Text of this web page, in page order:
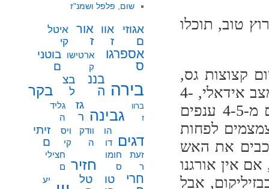
טוב, תוכלו
קלות 2-3 שיני שום קצוצות גס,
מוסיפים להן קופסא של עגבניות מרוסקות (או, במצב אידאלי, 4-
5 עגבניות טריות חתוכות גס), מלח, פלפל, ועלים מ-4-5 ענפים
לפחות
את האש
אין אורגנו
אבל
שום, פלפל ושמנ"ז
אגוזי
ם
אוו
ז
אור
ז
איטל
קי
אספרגו
ס
ארטישו
ק
בוטני
ם
בירה
בננ
ה
בצ
ל
בקר
ברוו
ז
גבינה
גז
ר
גליד
ה
דגים
הו
דו
וודק
ה
ויס
קי
זיתי
ם
זעת
ר
חומו
ס
חזיר
חצילי
ם
חרי
טו
טל
יע